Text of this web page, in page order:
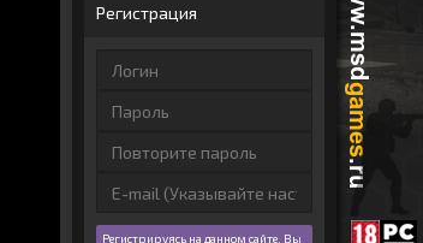
Регистрация
Регистрируясь на данном сайте, Вы